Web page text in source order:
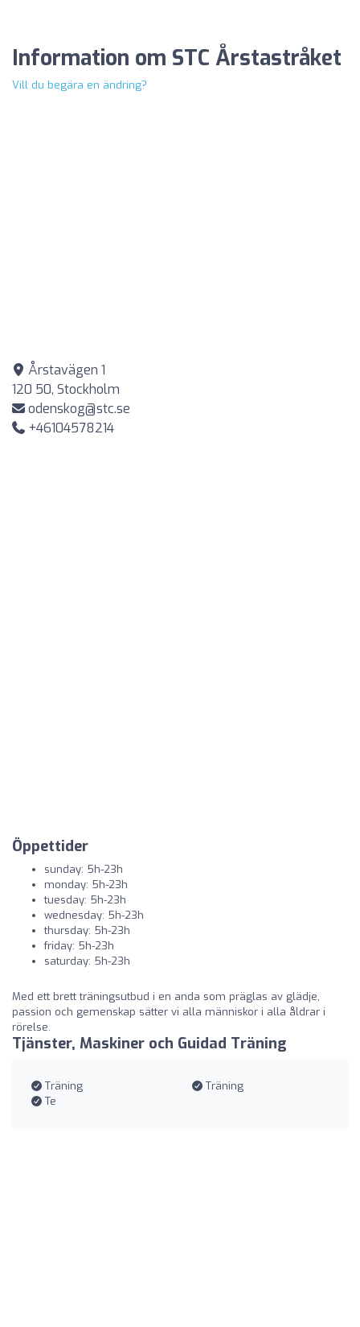
Information om STC Årstastråket
Vill du begära en ändring?
Årstavägen 1
120 50, Stockholm
odenskog@stc.se
+46104578214
Öppettider
sunday: 5h-23h
monday: 5h-23h
tuesday: 5h-23h
wednesday: 5h-23h
thursday: 5h-23h
friday: 5h-23h
saturday: 5h-23h
Med ett brett träningsutbud i en anda som präglas av glädje,
passion och gemenskap sätter vi alla människor i alla åldrar i
rörelse.
Tjänster, Maskiner och Guidad Träning
Träning
Träning
Te